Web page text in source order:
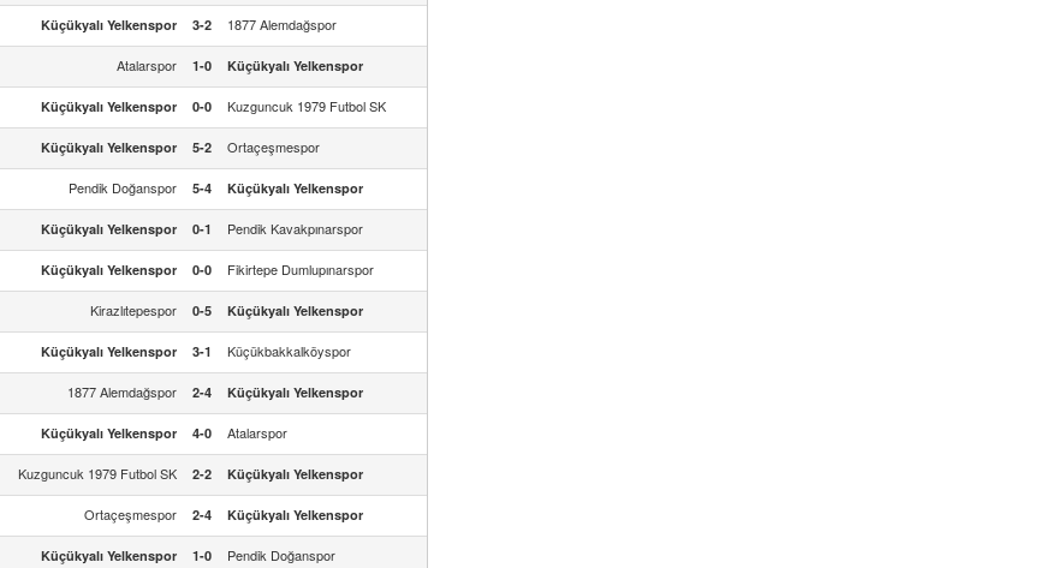
Küçükyalı Yelkenspor 3-2 1877 Alemdağspor
Atalarspor 1-0 Küçükyalı Yelkenspor
Küçükyalı Yelkenspor 0-0 Kuzguncuk 1979 Futbol SK
Küçükyalı Yelkenspor 5-2 Ortaçeşmespor
Pendik Doğanspor 5-4 Küçükyalı Yelkenspor
Küçükyalı Yelkenspor 0-1 Pendik Kavakpınarspor
Küçükyalı Yelkenspor 0-0 Fikirtepe Dumlupınarspor
Kirazlıtepespor 0-5 Küçükyalı Yelkenspor
Küçükyalı Yelkenspor 3-1 Küçükbakkalköyspor
1877 Alemdağspor 2-4 Küçükyalı Yelkenspor
Küçükyalı Yelkenspor 4-0 Atalarspor
Kuzguncuk 1979 Futbol SK 2-2 Küçükyalı Yelkenspor
Ortaçeşmespor 2-4 Küçükyalı Yelkenspor
Küçükyalı Yelkenspor 1-0 Pendik Doğanspor